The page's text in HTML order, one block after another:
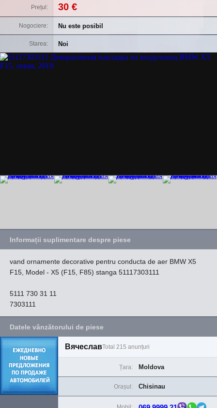
Prețul 30 €
Nogociere Nu este posibil
Starea Noi
Informații suplimentare despre piese
vand ornamente decorative pentru conducta de aer BMW X5
F15, Model - X5 (F15, F85) stanga 51117303111
5111 730 31 11
7303111
Datele vânzătorului de piese
ВячеславTotal 215 anunțuri
Țara: Moldova
Orașul: Chisinau